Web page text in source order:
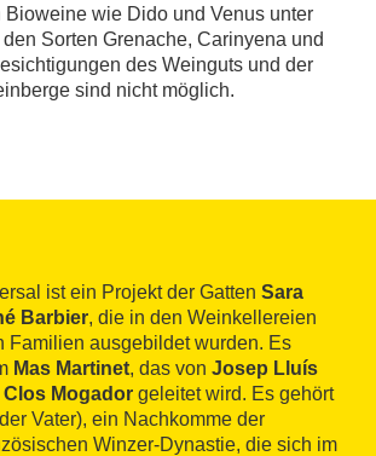
Bioweine wie Dido und Venus unter
Sorten Grenache, Carinyena und
des Weinguts und der
sind nicht möglich.
ist ein Projekt der Gatten Sara
Barbier, die in den Weinkellereien
Familien ausgebildet wurden. Es
Mas Martinet, das von Josep Lluís
Clos Mogador geleitet wird. Es gehört
Vater), ein Nachkomme der
Winzer-Dynastie, die sich im